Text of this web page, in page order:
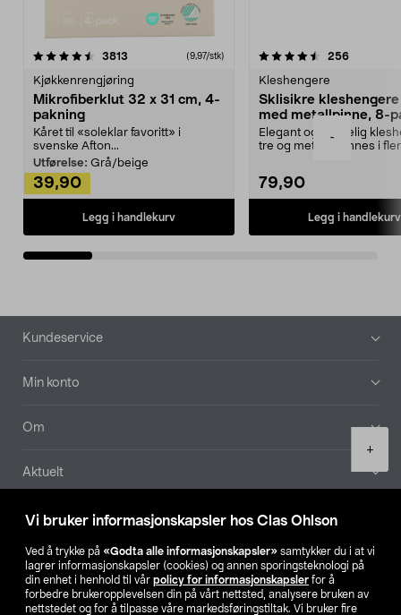
Vi bruker informasjonskapsler hos Clas Ohlson
Ved å trykke på «Godta alle informasjonskapsler» samtykker du i at vi
lagrer informasjonskapsler (cookies) og annen sporingsteknologi på
din enhet i henhold til vår policy for informasjonskapsler for å
forbedre brukeropplevelsen din på vårt nettsted, analysere bruken av
nettstedet og for å tilpasse våre markedsføringstiltak. Vi bruker fire
-
+
3813 anmeldelser(9,97/stk)
Kjøkkenrengjøring
Mikrofiberklut 32 x 31 cm, 4-
pakning
Kåret til «soleklar favoritt» i
svenske Afton...
Utførelse: Grå/beige
39,90
Legg i handlekurv
4.5av 5 stjerner 256
Kleshengere
Sklisikre
med metallpinne, 8-
Elegant og skikkelig
tre og metall – finnes i
79,90
Legg i handlekurv
4.5av 5 stjerner
Bunntekst
Kundeservice
Min konto
Om
Aktuelt
Våre selskaper
Finn din butikk
SE NO FI